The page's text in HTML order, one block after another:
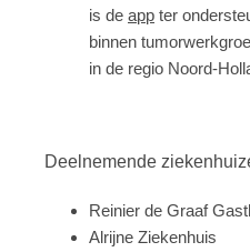
is de app ter
binnen
in de regio Noord-
Deelnemende
Reinier de Graaf
Alrijne Ziekenhuis